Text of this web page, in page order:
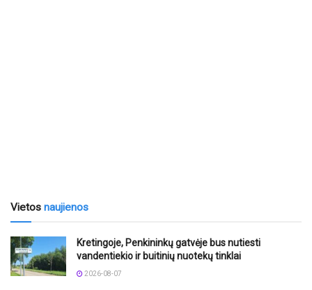
Vietos naujienos
Kretingoje, Penkininkų gatvėje bus nutiesti
vandentiekio ir buitinių nuotekų tinklai
2026-08-07